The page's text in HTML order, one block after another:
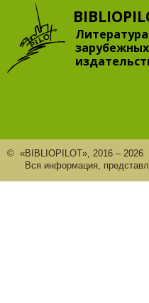
Литература
зарубежных
© «BIBLIOPILOT», 2016 – 2026
Вся информация,